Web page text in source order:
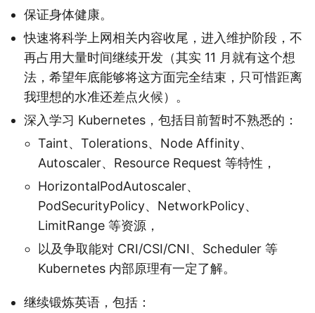
保证身体健康。
快速将科学上网相关内容收尾，进入维护阶段，不
再占用大量时间继续开发（其实 11 月就有这个想
法，希望年底能够将这方面完全结束，只可惜距离
我理想的水准还差点火候）。
深入学习 Kubernetes，包括目前暂时不熟悉的：
Taint、Tolerations、Node Affinity、
Autoscaler、Resource Request 等特性，
HorizontalPodAutoscaler、
PodSecurityPolicy、NetworkPolicy、
LimitRange 等资源，
以及争取能对 CRI/CSI/CNI、Scheduler 等
Kubernetes 内部原理有一定了解。
继续锻炼英语，包括：